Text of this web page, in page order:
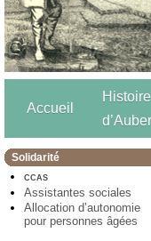
Accueil
Histoire
Solidarité
CCAS
Assistantes sociales
Allocation d’autonomie
pour personnes âgées